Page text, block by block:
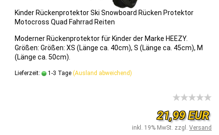
Kin­der Rü­cken­pro­tek­tor Ski Snow­board Rü­cken Pro­tek­tor
Mo­to­cross Quad Fahr­rad Rei­ten
Mo­der­ner Rü­cken­pro­tek­tor für Kin­der der Marke HEEZY.
Grö­ßen: Grö­ßen: XS (Länge ca. 40cm), S (Länge ca. 45cm), M
(Länge ca. 50cm).
Lieferzeit: 1-3 Tage (Ausland abweichend)
21,99 EUR
inkl. 19% MwSt. zzgl. Versand